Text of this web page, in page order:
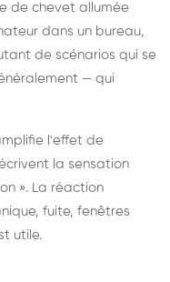
de chevet allumée
dans un bureau,
de scénarios qui se
— qui
l'effet de
la sensation
». La réaction
fuite, fenêtres
utile.